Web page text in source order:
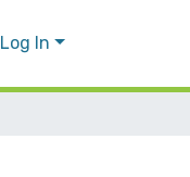
Log In